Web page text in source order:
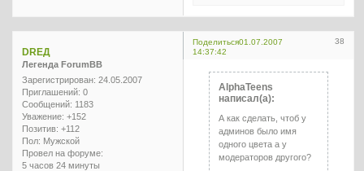
Поделиться 38
01.07.2007
14:37:42
DREД
Легенда ForumBB
Зарегистрирован: 24.05.2007
Приглашений: 0
Сообщений: 1183
Уважение: +152
Позитив: +112
Пол: Мужской
Провел на форуме:
5 часов 24 минуты
AlphaTeens
написал(а):
А как сделать, чтоб у
админов было имя
одного цвета а у
модераторов другого?